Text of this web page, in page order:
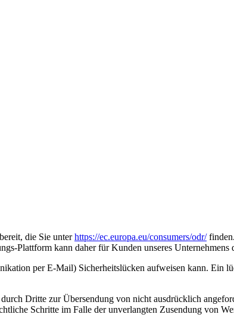
die Sie unterhttps://ec.europa.eu/consumers/odr/
Plattform kann daher für Kunden unseres Unternehmens
per E-Mail) Sicherheitslücken aufweisen kann. Ein
Dritte zur Übersendung von nicht ausdrücklich
Schritte im Falle der unverlangten Zusendung von